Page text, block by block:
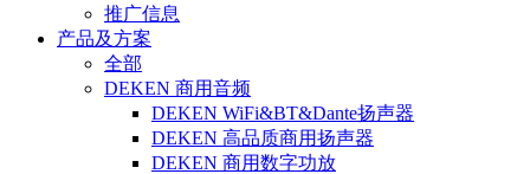
推广信息
产品及方案
全部
DEKEN 商用音频
DEKEN WiFi&BT&Dante扬声器
DEKEN 高品质商用扬声器
DEKEN 商用数字功放